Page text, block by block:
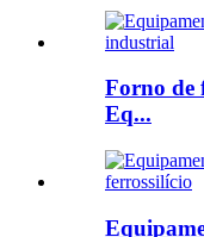
Forno de
Eq...